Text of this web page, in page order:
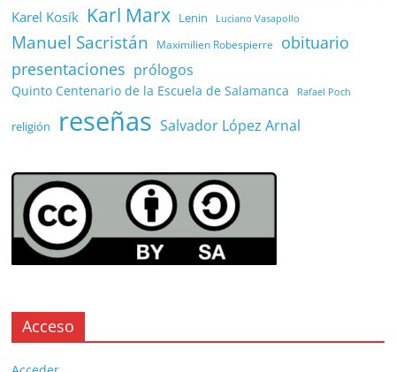
Karel Kosík Karl Marx Lenin Luciano Vasapollo
Manuel Sacristán Maximilien Robespierre
obituario
presentaciones prólogos
Quinto Centenario de la Escuela de Salamanca Rafael Poch
religión reseñas Salvador López Arnal
Acceso